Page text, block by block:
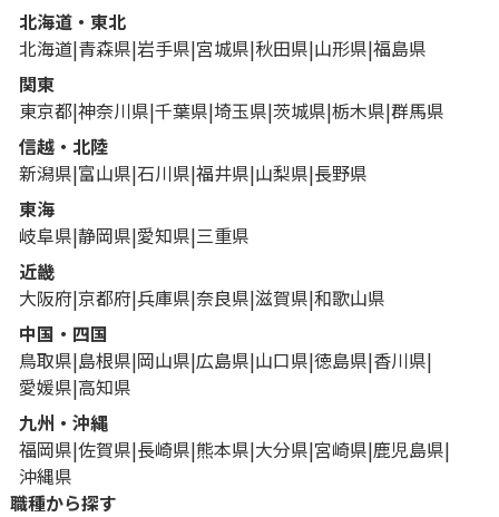
北海道・東北
北海道 青森県 岩手県 宮城県 秋田県 山形県 福島県
関東
東京都 神奈川県 千葉県 埼玉県 茨城県 栃木県 群馬県
信越・北陸
新潟県 富山県 石川県 福井県 山梨県 長野県
東海
岐阜県 静岡県 愛知県 三重県
近畿
大阪府 京都府 兵庫県 奈良県 滋賀県 和歌山県
中国・四国
鳥取県 島根県 岡山県 広島県 山口県 徳島県 香川県
愛媛県 高知県
九州・沖縄
福岡県 佐賀県 長崎県 熊本県 大分県 宮崎県 鹿児島県
沖縄県
職種から探す